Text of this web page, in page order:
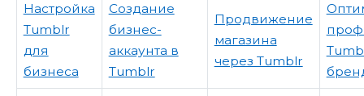
Настройка
Tumblr
для
бизнеса
Создание
бизнес-
аккаунта в
Tumblr
Продвижение
магазина
через Tumblr